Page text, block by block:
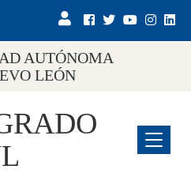
AUTÓNOMA
LEÓN
Menu